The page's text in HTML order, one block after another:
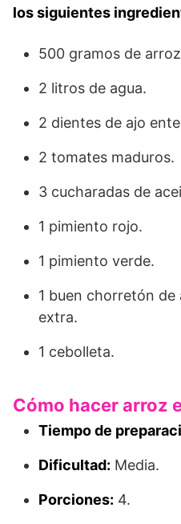
los siguientes
500 gramos de
2 litros de agua.
2 dientes de ajo
2 tomates maduros.
3 cucharadas de
1 pimiento rojo.
1 pimiento verde.
1 buen chorretón
extra.
1 cebolleta.
Cómo hacer arroz
Tiempo de
Dificultad: Media.
Porciones: 4.